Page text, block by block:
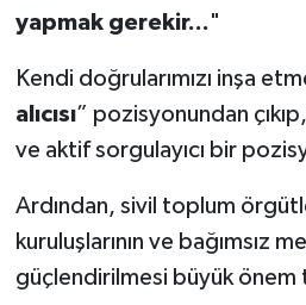
yapmak gerekir..."
Kendi doğrularımızı inşa
alıcısı” pozisyonundan
ve aktif sorgulayıcı bir
Ardından, sivil toplum
kuruluşlarının ve bağımsız
güçlendirilmesi büyük önem